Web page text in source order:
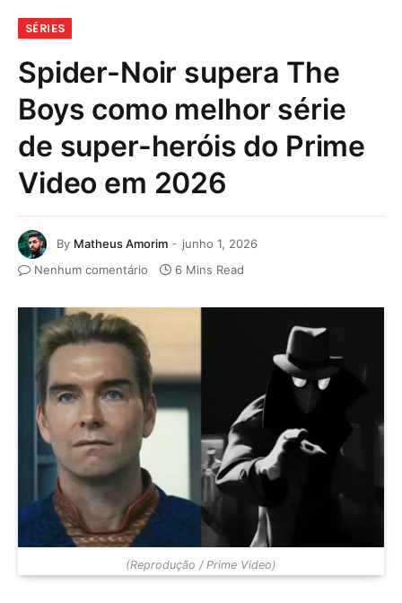
SÉRIES
Spider-Noir supera The
Boys como melhor série
de super-heróis do Prime
Video em 2026
By Matheus Amorim
junho 1, 2026
Nenhum comentário
6 Mins Read
(Reprodução / Prime Video)